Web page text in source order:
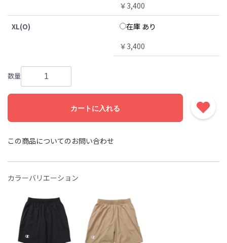
￥3,400
XL(O)
在庫 あり
￥3,400
数量
カートに入れる
この商品についてのお問い合わせ
カラーバリエーション